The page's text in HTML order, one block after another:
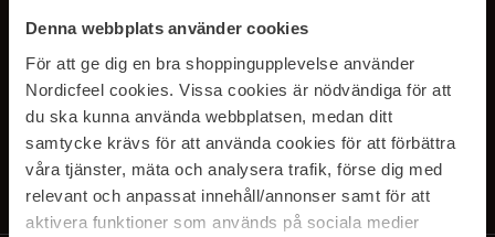
Denna webbplats använder cookies
För att ge dig en bra shoppingupplevelse använder
Nordicfeel cookies. Vissa cookies är nödvändiga för att
du ska kunna använda webbplatsen, medan ditt
samtycke krävs för att använda cookies för att förbättra
våra tjänster, mäta och analysera trafik, förse dig med
relevant och anpassat innehåll/annonser samt för att
aktivera funktioner som används på sociala medier
PRENUMERERA PÅ VÅRA
NYHETSBREV
E-postadress
Genom att prenumerera accepterar du vårIntegritetspolicy.